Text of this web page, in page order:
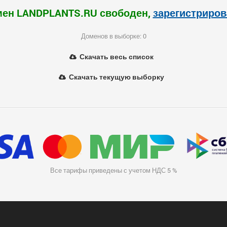
LANDPLANTS.RU свободен,
Доменов в выборке: 0
Скачать весь список
Скачать текущую выборку
Все тарифы приведены с учетом НДС 5 %